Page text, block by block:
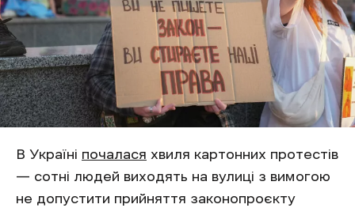
В Україні почалася хвиля картонних протестів
— сотні людей виходять на вулиці з вимогою
не допустити прийняття законопроєкту